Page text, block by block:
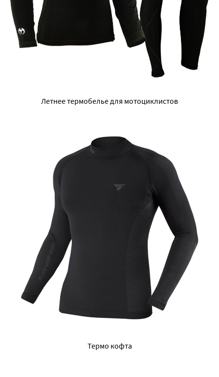
Летнее термобелье для мотоциклистов
Термо кофта